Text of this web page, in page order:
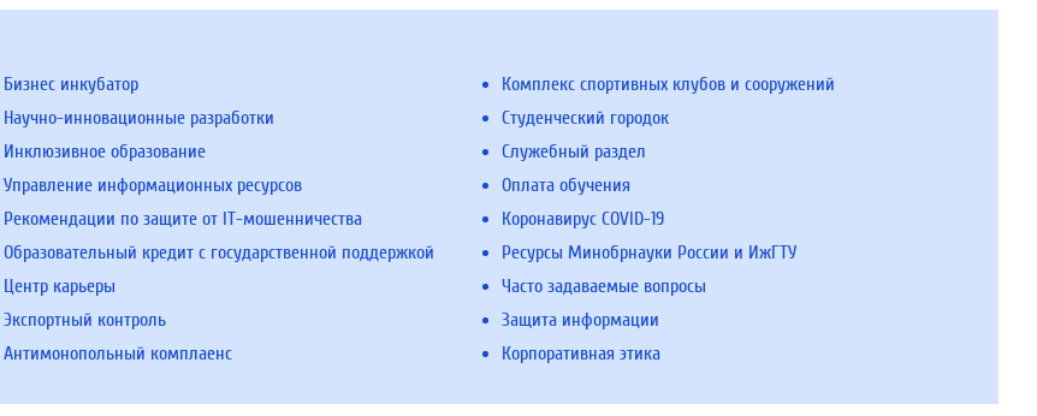
Бизнес инкубатор
Научно-инновационные разработки
Инклюзивное образование
Управление информационных ресурсов
Рекомендации по защите от IT-мошенничества
Образовательный кредит с государственной поддержкой
Центр карьеры
Экспортный контроль
Антимонопольный комплаенс
Комплекс спортивных клубов и сооружений
Студенческий городок
Служебный раздел
Оплата обучения
Коронавирус COVID-19
Ресурсы Минобрнауки России и ИжГТУ
Часто задаваемые вопросы
Защита информации
Корпоративная этика